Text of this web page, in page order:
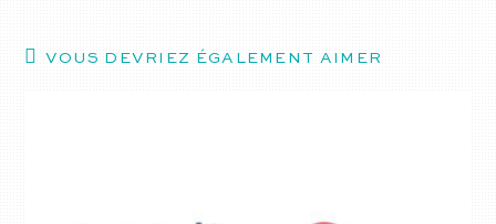
VOUS DEVRIEZ ÉGALEMENT AIMER